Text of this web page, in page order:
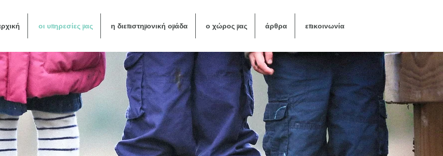
οι υπηρεσίες μας η διεπιστημονική ομάδα ο χώρος μας άρθρα επικοινωνία